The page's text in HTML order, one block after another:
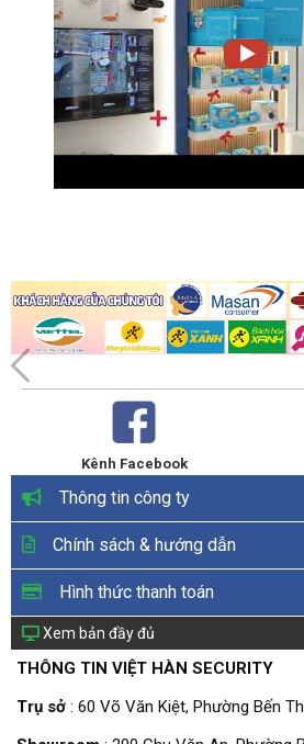
Kênh Facebook
Thông tin công ty
Chính sách & hướng dẫn
Hình thức thanh toán
Xem bản đầy đủ
THÔNG TIN VIỆT HÀN SECURITY
Trụ sở : 60 Võ Văn Kiệt, Phường Bến